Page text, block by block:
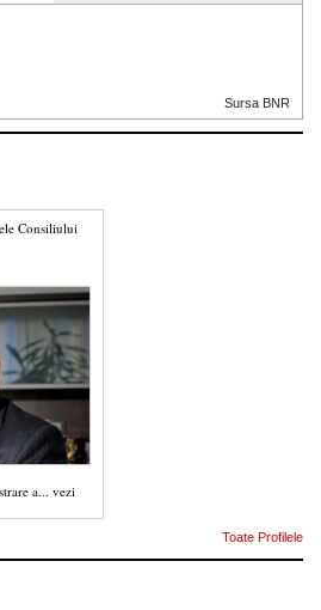
Sursa BNR
Consiliului
a... vezi
Toate Profilele